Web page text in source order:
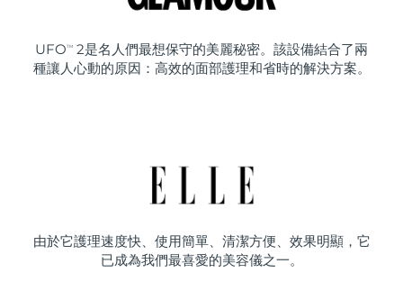
UFO TM
2是名人們最想保守的美麗秘密。該設備結合了兩
種讓人心動的原因：高效的面部護理和省時的解決方案。
由於它護理速度快、使用簡單、清潔方便、效果明顯，它
已成為我們最喜愛的美容儀之一。